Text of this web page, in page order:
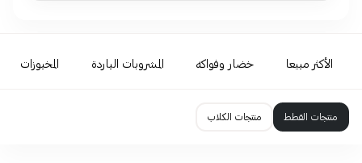
الأكثر مبيعا خضار وفواكه المشروبات الباردة المخبوزات
منتجات القطط منتجات الكلاب